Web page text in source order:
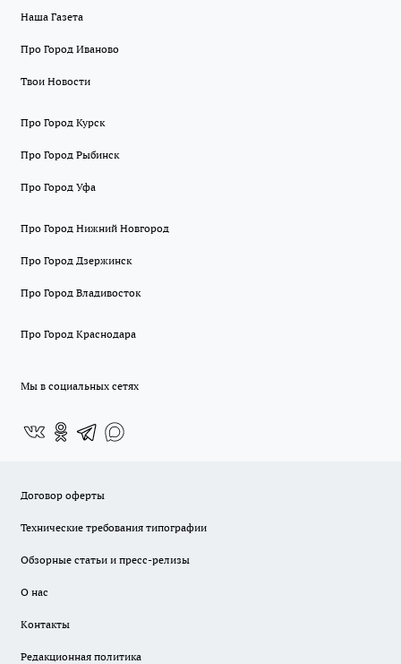
Наша Газета
Про Город Иваново
Твои Новости
Про Город Курск
Про Город Рыбинск
Про Город Уфа
Про Город Нижний Новгород
Про Город Дзержинск
Про Город Владивосток
Про Город Краснодара
Мы в социальных сетях
Договор оферты
Технические требования типографии
Обзорные статьи и пресс-релизы
О нас
Контакты
Редакционная политика